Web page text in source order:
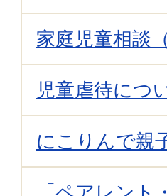
家庭児童相談
児童虐待につ
にこりんで親